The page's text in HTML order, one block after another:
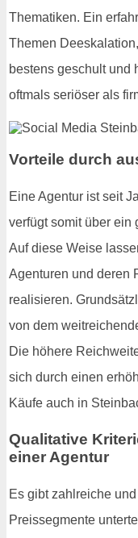
Thematiken. Ein
Themen
bestens geschult und
oftmals seriöser als
Vorteile durch
Eine Agentur ist seit
verfügt somit über ein
Auf diese Weise
Agenturen und deren
realisieren.
von dem
Die höhere
sich durch einen
Käufe auch in
Qualitative
einer Agentur
Es gibt zahlreiche
Preissegmente